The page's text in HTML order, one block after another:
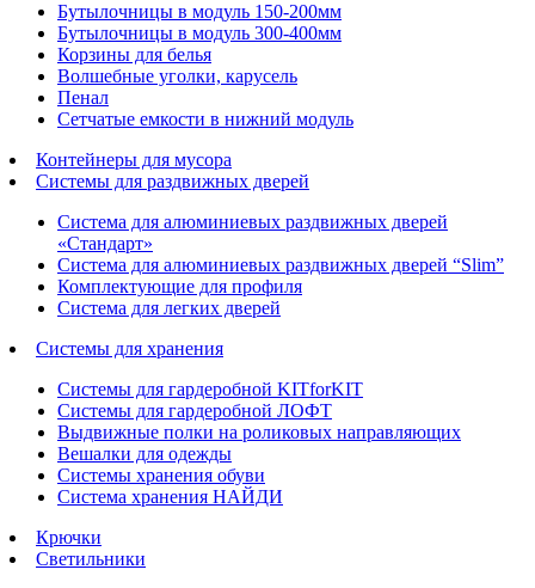
Бутылочницы в модуль 150-200мм
Бутылочницы в модуль 300-400мм
Корзины для белья
Волшебные уголки, карусель
Пенал
Cетчатые емкости в нижний модуль
Контейнеры для мусора
Системы для раздвижных дверей
Система для алюминиевых раздвижных дверей
«Стандарт»
Система для алюминиевых раздвижных дверей “Slim”
Комплектующие для профиля
Система для легких дверей
Системы для хранения
Системы для гардеробной KITforKIT
Системы для гардеробной ЛОФТ
Выдвижные полки на роликовых направляющих
Вешалки для одежды
Системы хранения обуви
Система хранения НАЙДИ
Крючки
Светильники